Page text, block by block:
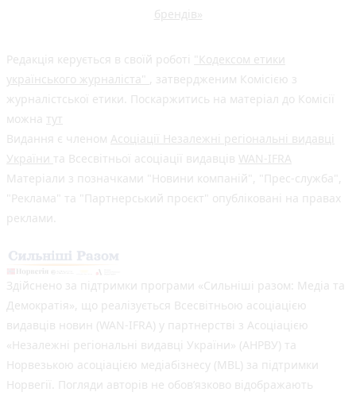
брендів»
Редакція керується в своїй роботі "Кодексом етики
українського журналіста" , затвердженим Комісією з
журналістської етики. Поскаржитись на матеріал до Комісії
можна тут
Видання є членом Асоціації Незалежні регіональні видавці
України та Всесвітньої асоціації видавців WAN-IFRA
Матеріали з позначками "Новини компаній", "Прес-служба",
"Реклама" та "Партнерський проєкт" опубліковані на правах
реклами.
Здійснено за підтримки програми «Сильніші разом: Медіа та
Демократія», що реалізується Всесвітньою асоціацією
видавців новин (WAN-IFRA) у партнерстві з Асоціацією
«Незалежні регіональні видавці України» (АНРВУ) та
Норвезькою асоціацією медіабізнесу (MBL) за підтримки
Норвегії. Погляди авторів не обов’язково відображають